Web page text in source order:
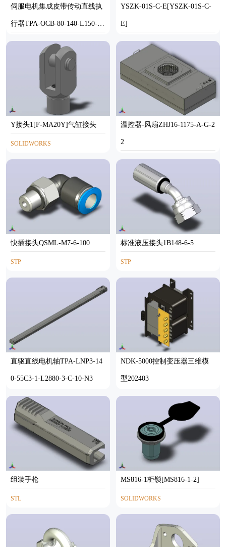
伺服电机集成皮带传动直线执
行器TPA-OCB-80-140-L150-L
U-P40-N3
STEP
YSZK-01S-C-E[YSZK-01S-C-
E]
SOLIDWORKS
Y接头1[F-MA20Y]气缸接头
SOLIDWORKS
温控器-风扇ZHJ16-1175-A-G-2
2
STP
快插接头QSML-M7-6-100
STP
标准液压接头1B148-6-5
STP
直驱直线电机轴TPA-LNP3-14
0-55C3-1-L2880-3-C-10-N3
STEP
NDK-5000控制变压器三维模
型202403
STP
组装手枪
STL
MS816-1柜锁[MS816-1-2]
SOLIDWORKS